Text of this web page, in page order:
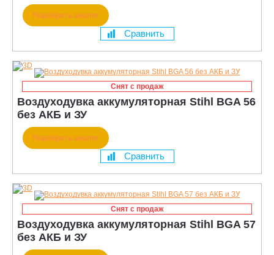
Подобрать аналог
Сравнить
Снят с продаж
Воздуходувка аккумуляторная Stihl BGA 56
без АКБ и ЗУ
Подобрать аналог
Сравнить
Снят с продаж
Воздуходувка аккумуляторная Stihl BGA 57
без АКБ и ЗУ